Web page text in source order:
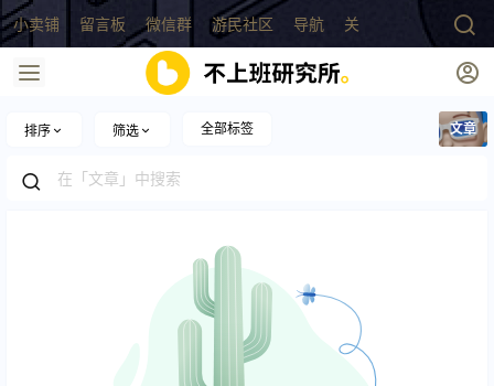
小卖铺 留言板 微信群 游民社区 导航 关于
排序 筛选 全部标签 文章